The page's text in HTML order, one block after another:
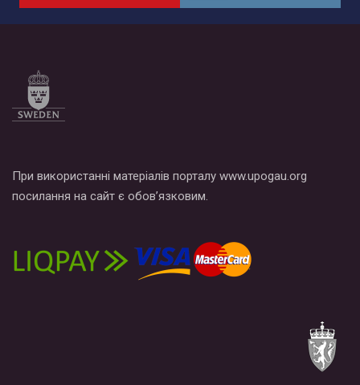
При використанні матеріалів порталу www.upogau.org
посилання на сайт є обов’язковим.